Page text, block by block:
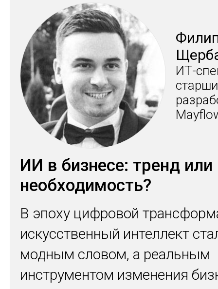
ИТ-
ИИ в бизнесе: тренд или
необходимость?
В эпоху цифровой
искусственный интеллект
модным словом, а реальным
инструментом изменения